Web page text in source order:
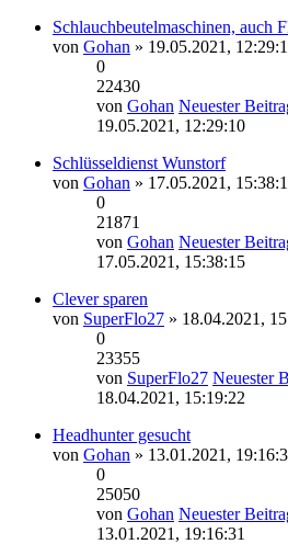
Schlauchbeutelmaschinen, auch
von Gohan » 19.05.2021,
0
22430
von Gohan Neuester
19.05.2021, 12:29:10
Schlüsseldienst Wunstorf
von Gohan » 17.05.2021,
0
21871
von Gohan Neuester
17.05.2021, 15:38:15
Clever sparen
von SuperFlo27 » 18.04.2021,
0
23355
von SuperFlo27 Neuester
18.04.2021, 15:19:22
Headhunter gesucht
von Gohan » 13.01.2021,
0
25050
von Gohan Neuester
13.01.2021, 19:16:31